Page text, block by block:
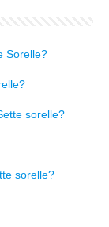
Sorelle?
sorelle?
sorelle?